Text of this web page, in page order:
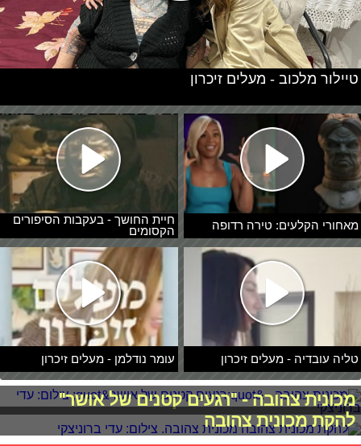
מאחורי הקלעים: טירה רדופה
חיית החושך - בעקבות הסיפורים
הקסומים
טליה עובדיה - מעלים זיכרון עומר נודלמן - מעלים זיכרון
טיילור מלכוב - מעלים זיכרון
מכונית צהובה - "רגעים קטנים של אושר"
להקת מכונית צהובה